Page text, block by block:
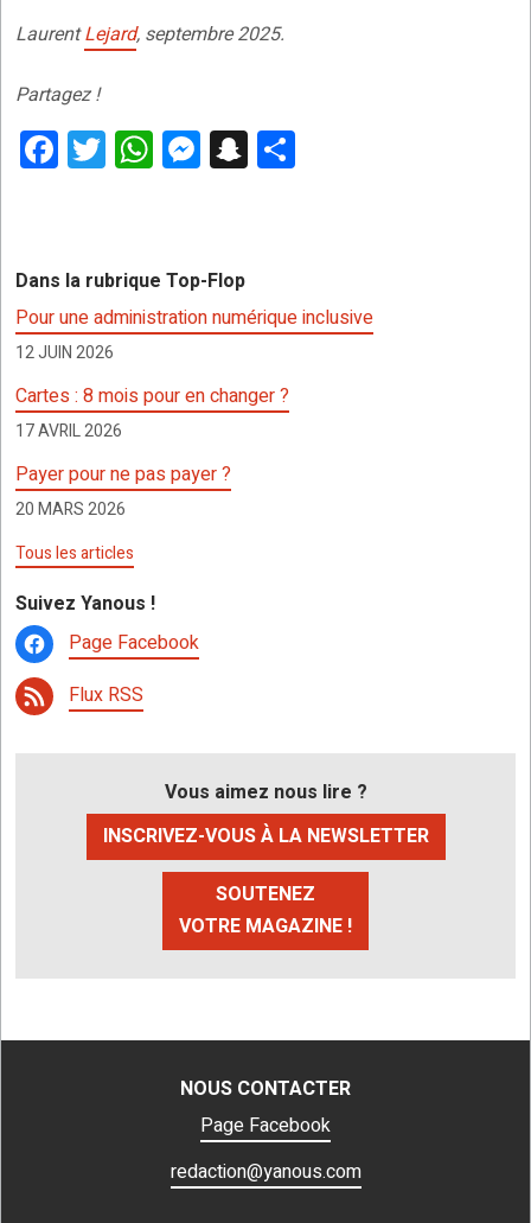
LaurentLejard, septembre 2025.
Partagez !
F
a
b
o
o
k
T
wi
er
W
h
s
A
p
p
M
es
n
g
er
S
n
c
h
at
er
Dans la rubrique Top-Flop
Pour une administration numérique inclusive
12 JUIN 2026
Cartes : 8 mois pour en changer ?
17 AVRIL 2026
Payer pour ne pas payer ?
20 MARS 2026
Tous les articles
Suivez Yanous !
Page Facebook
Flux RSS
Vous aimez nous lire ?
INSCRIVEZ-VOUS À LA NEWSLETTER
SOUTENEZ
VOTRE MAGAZINE !
NOUS CONTACTER
Page Facebook
redaction@yanous.com